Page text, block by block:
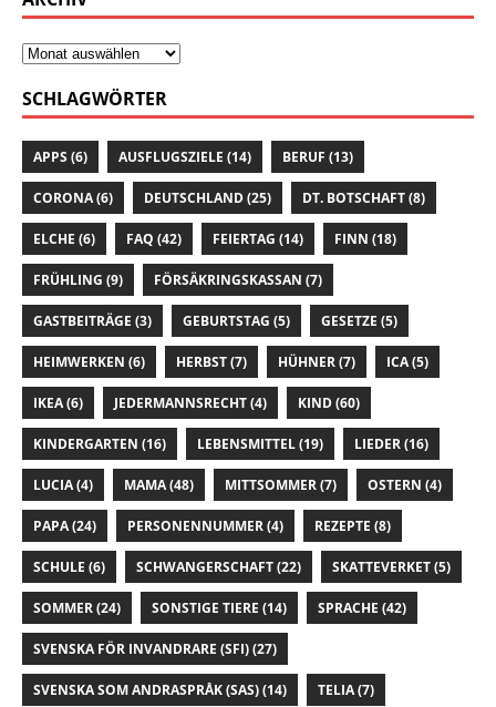
SCHLAGWÖRTER
APPS (6) AUSFLUGSZIELE (14) BERUF (13)
CORONA(6) DEUTSCHLAND(25) DT. BOTSCHAFT(8)
ELCHE (6) FAQ (42) FEIERTAG (14) FINN (18)
FRÜHLING (9) FÖRSÄKRINGSKASSAN (7)
GASTBEITRÄGE (3) GEBURTSTAG (5) GESETZE (5)
HEIMWERKEN (6) HERBST(7) HÜHNER(7) ICA(5)
IKEA(6) JEDERMANNSRECHT(4) KIND(60)
KINDERGARTEN (16) LEBENSMITTEL(19) LIEDER(16)
LUCIA(4) MAMA(48) MITTSOMMER(7) OSTERN (4)
PAPA(24) PERSONENNUMMER(4) REZEPTE (8)
SCHULE (6) SCHWANGERSCHAFT(22) SKATTEVERKET(5)
SOMMER(24) SONSTIGE TIERE (14) SPRACHE (42)
SVENSKA FÖR INVANDRARE (SFI)(27)
SVENSKA SOM ANDRASPRÅK (SAS)(14) TELIA(7)